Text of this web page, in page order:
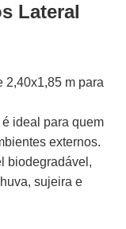
Lateral
2,40x1,85 m para
ideal para quem
externos.
biodegradável,
sujeira e